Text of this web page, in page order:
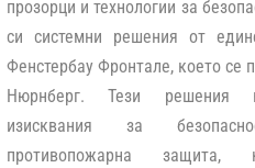
прозорци и технологии за
си системни решения от
Фенстербау Фронтале, което се
Нюрнберг. Тези решения
изисквания за
противопожарна защита,